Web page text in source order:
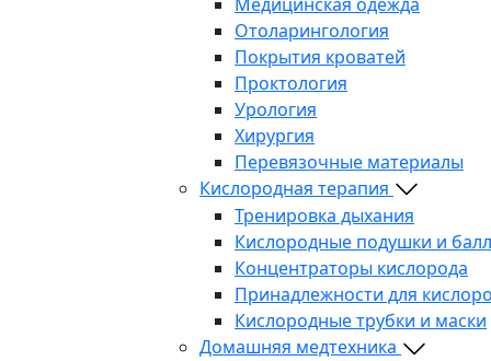
Отоларингология
Покрытия кроватей
Проктология
Урология
Хирургия
Перевязочные материалы
Кислородная терапия
Тренировка дыхания
Кислородные подушки и
Концентраторы кислорода
Принадлежности для
Кислородные трубки и маски
Домашняя медтехника